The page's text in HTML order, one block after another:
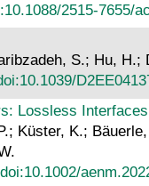
2515-7655/
S.; Hu,
Lossless
Küster, K.;
doi:10.1002/